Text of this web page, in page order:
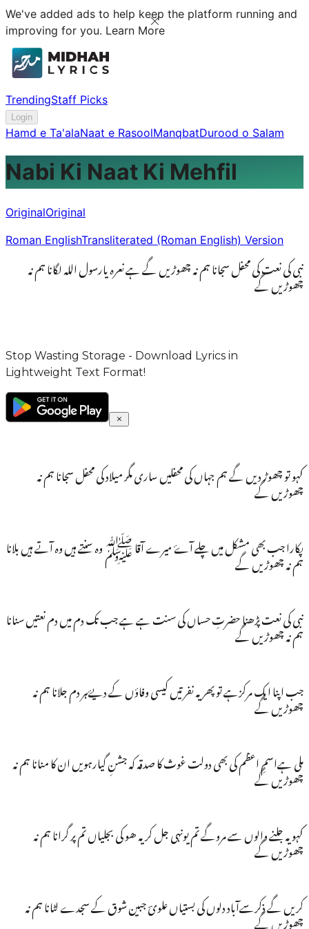
We've added ads to help keep the platform running and
improving for you. Learn More
TrendingStaff Picks
Login
Hamd e Ta'alaNaat e RasoolManqbatDurood o Salam
Nabi Ki Naat Ki Mehfil
OriginalOriginal
Roman EnglishTransliterated (Roman English) Version
نبی کی نعت کی محفل سجانا ہم نہ چھوڑیں گے ہے نعرہ یارسول اللہ لگانا ہم نہ
چھوڑیں گے
Stop Wasting Storage - Download Lyrics in
Lightweight Text Format!
کہو تو چھوڑ دیں گے ہم جہاں کی محفلیں ساری مگر میلاد کی محفل سجانا ہم نہ
چھوڑیں گے
پکارا جب بھی مشکل میں چلے آۓ میرے آقا ﷺ وہ سنتے ہیں وہ آتے ہیں بلانا
ہم نہ چھوڑیں گے
نبی کی نعت پڑھنا حضرتِ حساں کی سنت ہے ہے جب تک دم میں دم نعتیں سنانا
ہم نہ چھوڑیں گے
جب اپنا ایک مرکزہے تو پھر یہ نفرتیں کیسی وفاؤں کے دیۓہر دم جلانا ہم نہ
چھوڑیں گے
ملی ہےاسمِ اعظم کی بھی دولت غوث کا صدقہ کہ جشنِ گیارہویں ان کا منانا ہم نہ
چھوڑیں گے
کہو یہ جلنے والوں سے مروگے تم یونہی جل کر یہ ھو کی بجلیاں تم پر گرانا ہم نہ
چھوڑیں گے
کریں گے ذکرسےآباد دلوں کی بستیاں علویؔ جبین شوق کے سجدے لٹانا ہم نہ
چھوڑیں گے